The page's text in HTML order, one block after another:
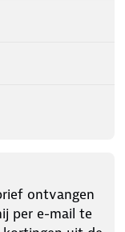
ontvangen
per e-mail te